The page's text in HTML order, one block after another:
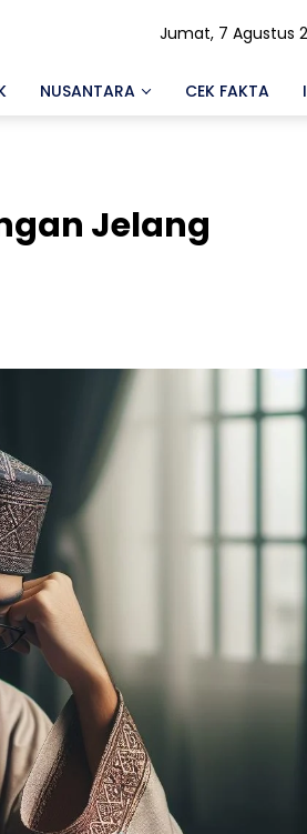
Jumat, 7 Agustus
NUSANTARA CEK FAKTA
Jelang